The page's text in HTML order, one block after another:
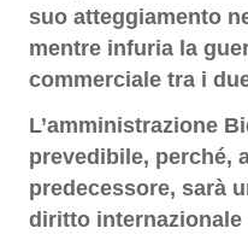
suo atteggiamento
mentre infuria la
commerciale tra i
L’amministrazione
prevedibile, perché,
predecessore, sarà
diritto